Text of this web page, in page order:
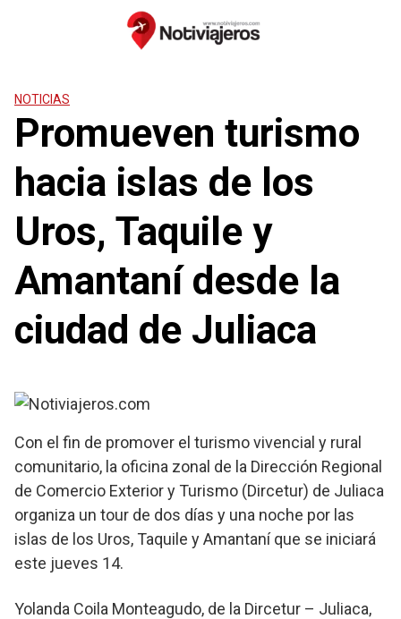
NOTICIAS
Promueven turismo
hacia islas de los
Uros, Taquile y
Amantaní desde la
ciudad de Juliaca
Con el fin de promover el turismo vivencial y rural
comunitario, la oficina zonal de la Dirección Regional
de Comercio Exterior y Turismo (Dircetur) de Juliaca
organiza un tour de dos días y una noche por las
islas de los Uros, Taquile y Amantaní que se iniciará
este jueves 14.
Yolanda Coila Monteagudo, de la Dircetur – Juliaca,